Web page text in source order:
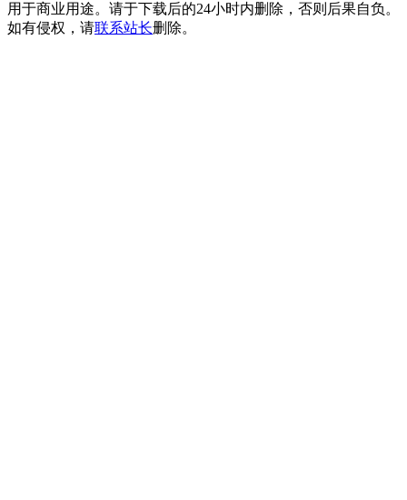
用于商业用途。请于下载后的24小时内删除，否则后果自负。
如有侵权，请联系站长删除。